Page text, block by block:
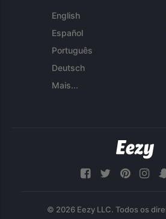
English
Español
Português
Deutsch
Mais...
© 2026 Eezy LLC. Todos os